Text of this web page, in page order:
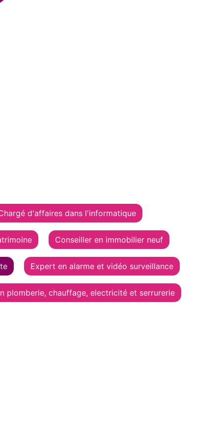
d'affaires dans l'informatique
Conseiller en immobilier neuf
Expert en alarme et vidéo surveillance
plomberie, chauffage, electricité et serrurerie